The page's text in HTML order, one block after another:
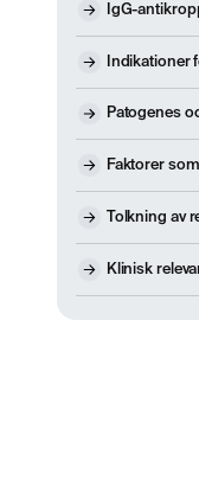
IgG-
Indikationer
Patogenes
Faktorer
Tolkning av
Klinisk